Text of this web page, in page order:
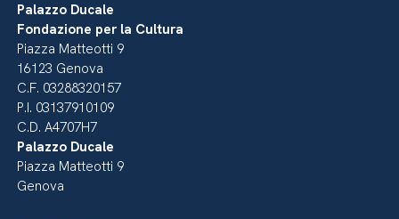
Palazzo Ducale
Fondazione per la Cultura
Piazza Matteotti 9
16123 Genova
C.F. 03288320157
P.I. 03137910109
C.D. A4707H7
Palazzo Ducale
Piazza Matteotti 9
Genova